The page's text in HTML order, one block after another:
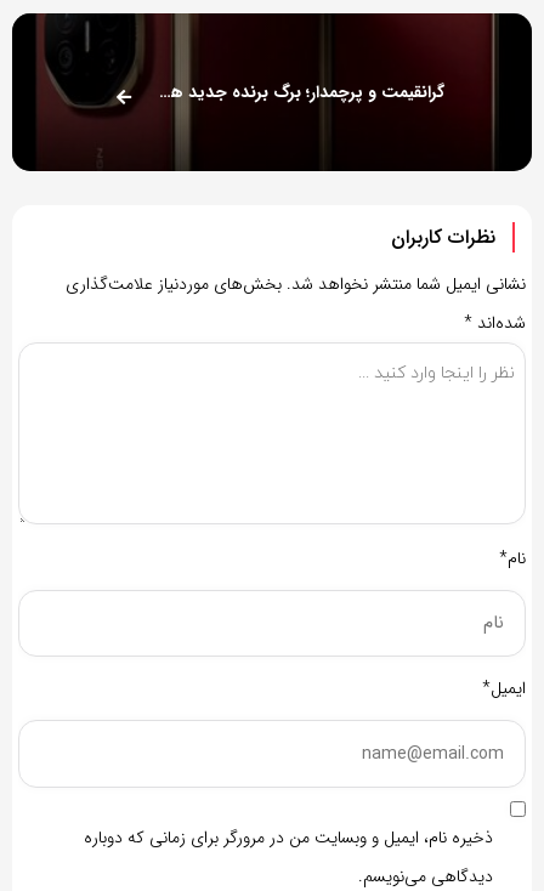
گرانقیمت و پرچمدار؛ برگ برنده جدید هواوی / عکس
نظرات کاربران
نشانی ایمیل شما منتشر نخواهد شد. بخش‌های موردنیاز علامت‌گذاری
شده‌اند *
نام*
ایمیل*
ذخیره نام، ایمیل و وبسایت من در مرورگر برای زمانی که دوباره
دیدگاهی می‌نویسم.